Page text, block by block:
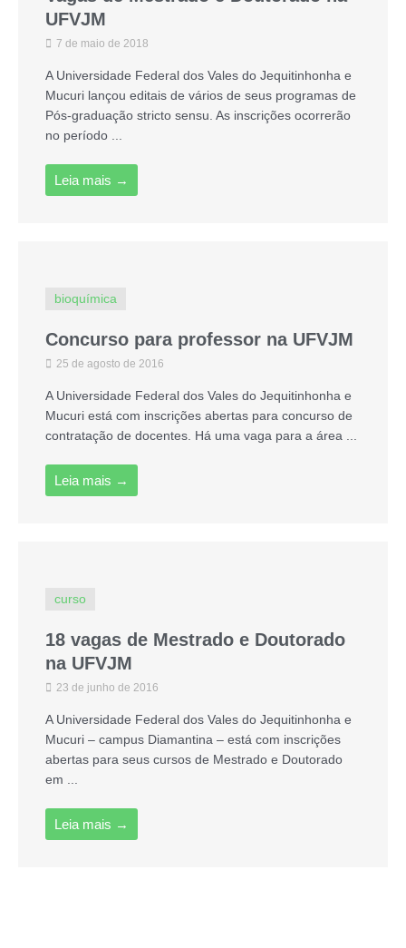
UFVJM
7 de maio de 2018
A Universidade Federal dos Vales do Jequitinhonha e
Mucuri lançou editais de vários de seus programas de
Pós-graduação stricto sensu. As inscrições ocorrerão
no período ...
Leia mais →
bioquímica
Concurso para professor na UFVJM
25 de agosto de 2016
A Universidade Federal dos Vales do Jequitinhonha e
Mucuri está com inscrições abertas para concurso de
contratação de docentes. Há uma vaga para a área ...
Leia mais →
curso
18 vagas de Mestrado e Doutorado
na UFVJM
23 de junho de 2016
A Universidade Federal dos Vales do Jequitinhonha e
Mucuri – campus Diamantina – está com inscrições
abertas para seus cursos de Mestrado e Doutorado
em ...
Leia mais →